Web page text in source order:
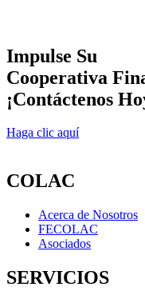
Impulse Su
Cooperativa
¡Contáctenos
Haga clic aquí
COLAC
Acerca de Nosotros
FECOLAC
Asociados
SERVICIOS